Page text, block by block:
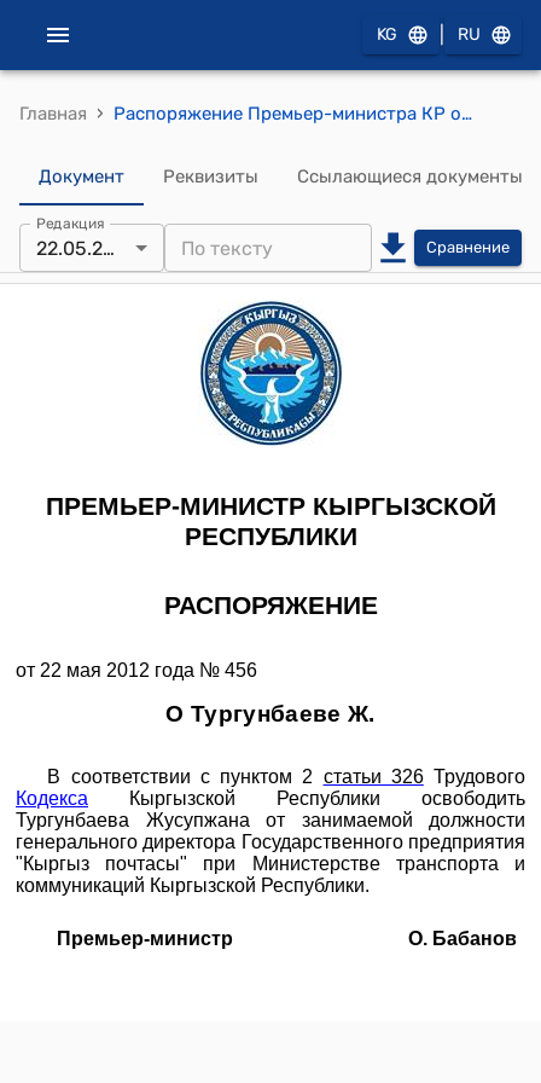
KG RU
Главная › Распоряжение Премьер-министра КР от 22 мая 2012 года № 456 (О Тургунбаеве Ж.)
Документ Реквизиты Ссылающиеся документы
Редакция
22.05.2012 Сравнение